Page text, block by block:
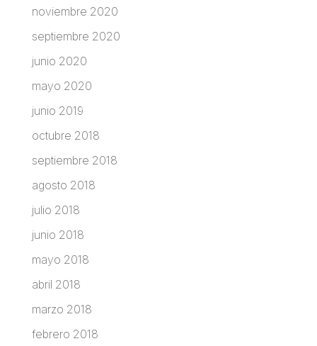
noviembre 2020
septiembre 2020
junio 2020
mayo 2020
junio 2019
octubre 2018
septiembre 2018
agosto 2018
julio 2018
junio 2018
mayo 2018
abril 2018
marzo 2018
febrero 2018